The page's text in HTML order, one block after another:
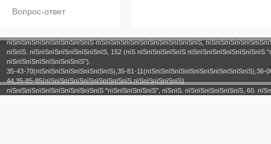
Вопрос-ответ
пїЅпїЅпїЅпїЅпїЅпїЅпїЅпїЅпїЅ пїЅпїЅпїЅпїЅпїЅпїЅпїЅпїЅпїЅпїЅпїЅ,
пїЅпїЅ. пїЅпїЅпїЅпїЅпїЅпїЅпїЅпїЅ, 152 (пїЅ пїЅпїЅпїЅпїЅпїЅ пїЅпїЅпїЅпїЅпїЅпїЅпїЅпїЅ
пїЅпїЅпїЅпїЅпїЅпїЅпїЅпїЅ").
35-43-70(пїЅпїЅпїЅпїЅпїЅпїЅпїЅпїЅ),35-81-
44,35-85-85(пїЅпїЅпїЅпїЅпїЅпїЅпїЅпїЅпїЅ пїЅпїЅпїЅпїЅпїЅ)
пїЅпїЅпїЅпїЅпїЅпїЅпїЅпїЅпїЅпїЅ "пїЅпїЅпїЅпїЅпїЅ", пїЅпїЅ. пїЅпїЅпїЅпїЅпїЅпїЅ, 60.